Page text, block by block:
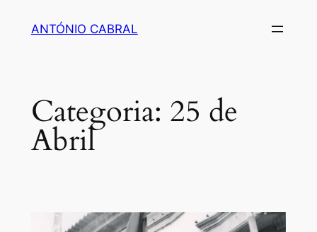
ANTÓNIO CABRAL
Categoria: 25 de
Abril